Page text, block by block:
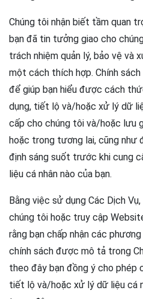
Chúng tôi nhận biết tầm quan
bạn đã tin tưởng giao cho
trách nhiệm quản lý, bảo vệ và
một cách thích hợp. Chính
để giúp bạn hiểu được cách
dụng, tiết lộ và/hoặc xử lý dữ
cấp cho chúng tôi và/hoặc lưu
hoặc trong tương lai, cũng như
định sáng suốt trước khi cung
liệu cá nhân nào của bạn.
Bằng việc sử dụng Các Dịch
chúng tôi hoặc truy cập
rằng bạn chấp nhận các
chính sách được mô tả trong
theo đây bạn đồng ý cho phép
tiết lộ và/hoặc xử lý dữ liệu cá